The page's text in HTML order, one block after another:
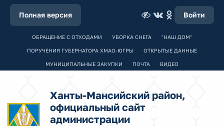
Полная версия Войти
ОБРАЩЕНИЕ С ОТХОДАМИ УБОРКА СНЕГА "НАШ ДОМ"
ПОРУЧЕНИЯ ГУБЕРНАТОРА ХМАО-ЮГРЫ ОТКРЫТЫЕ ДАННЫЕ
МУНИЦИПАЛЬНЫЕ ЗАКУПКИ ПОЧТА ВИДЕО
Ханты-Мансийский район,
официальный сайт
администрации